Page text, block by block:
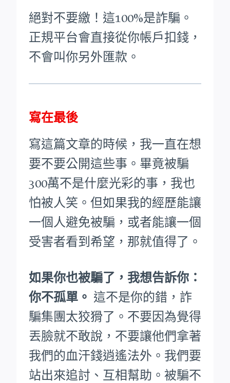
絕對不要繳！這100%是詐騙。
正規平台會直接從你帳戶扣錢，
不會叫你另外匯款。
寫在最後
寫這篇文章的時候，我一直在想
要不要公開這些事。畢竟被騙
300萬不是什麼光彩的事，我也
怕被人笑。 但如果我的經歷能讓
一個人避免被騙，或者能讓一個
受害者看到希望，那就值得了。
如果你也被騙了，我想告訴你：
你不孤單。 這不是你的錯，詐
騙集團太狡猾了。不要因為覺得
丟臉就不敢說，不要讓他們拿著
我們的血汗錢逍遙法外。 我們要
站出來追討、互相幫助。被騙不